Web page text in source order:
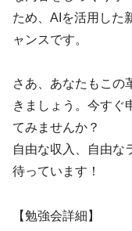
ため、AIを活用した
ャンスです。
さあ、あなたもこの
きましょう。今すぐ
てみませんか？
自由な収入、自由な
待っています！
【勉強会詳細】